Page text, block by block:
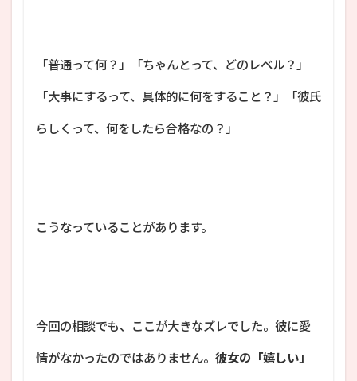
「普通って何？」「ちゃんとって、どのレベル？」
「大事にするって、具体的に何をすること？」「彼氏
らしくって、何をしたら合格なの？」
こうなっていることがあります。
今回の相談でも、ここが大きなズレでした。彼に愛
情がなかったのではありません。 彼女の「嬉しい」